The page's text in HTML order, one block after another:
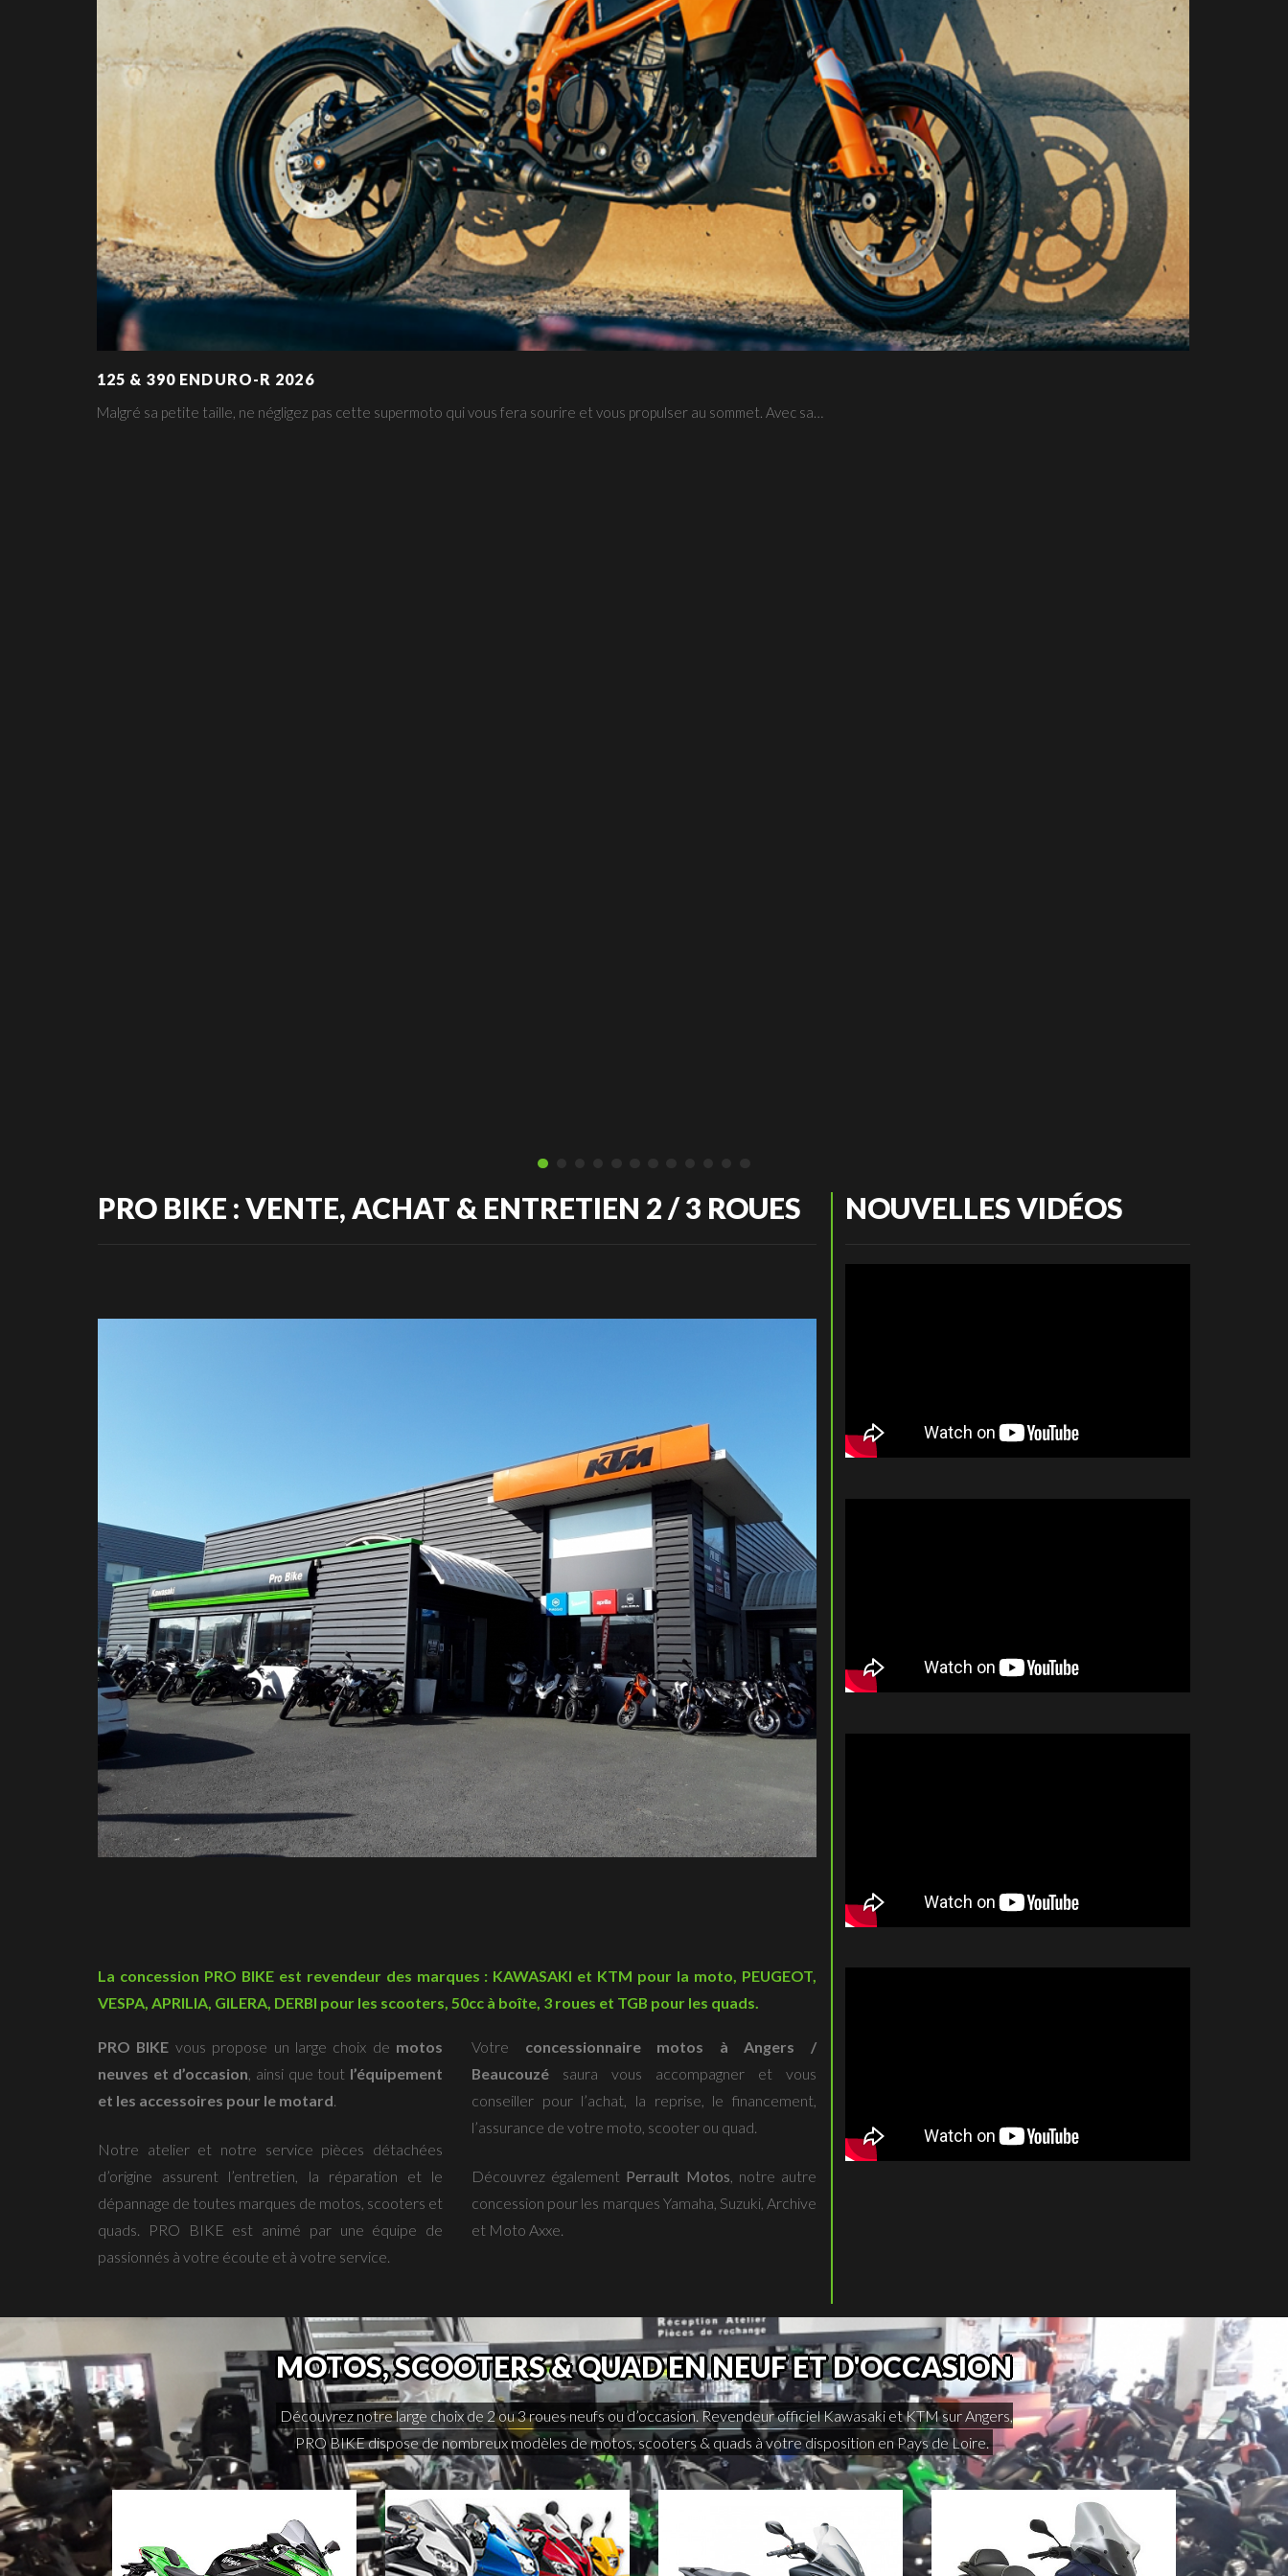
NOUVEAU XP6 SM & SM R
Avec XP6, Peugeot Motocycles remet la mécaboîte 50 cm³ au cœur de l’apprentissage et des sensations : un moteur vif,…
PRO BIKE : VENTE, ACHAT & ENTRETIEN 2 / 3 ROUES
La concession PRO BIKE est revendeur des marques : KAWASAKI et KTM pour la moto, PEUGEOT,
VESPA, APRILIA, GILERA, DERBI pour les scooters, 50cc à boîte, 3 roues et TGB pour les quads.
PRO BIKE vous propose un large choix de motos
neuves et d’occasion , ainsi que tout l’équipement
et les accessoires pour le motard.
Notre atelier et notre service pièces détachées
d’origine assurent l’entretien, la réparation et le
dépannage de toutes marques de motos, scooters et
quads. PRO BIKE est animé par une équipe de
passionnés à votre écoute et à votre service.
Votre concessionnaire motos à Angers /
Beaucouzé saura vous accompagner et vous
conseiller pour l’achat, la reprise, le financement,
l’assurance de votre moto, scooter ou quad.
Découvrez également Perrault Motos , notre autre
concession pour les marques Yamaha, Suzuki, Archive
et Moto Axxe.
NOUVELLES VIDÉOS
MOTOS, SCOOTERS & QUAD EN NEUF ET D'OCCASION
Découvrez notre large choix de 2 ou 3 roues neufs ou d’occasion. Revendeur officiel Kawasaki et KTM sur Angers,
PRO BIKE dispose de nombreux modèles de motos, scooters & quads à votre disposition en Pays de Loire.